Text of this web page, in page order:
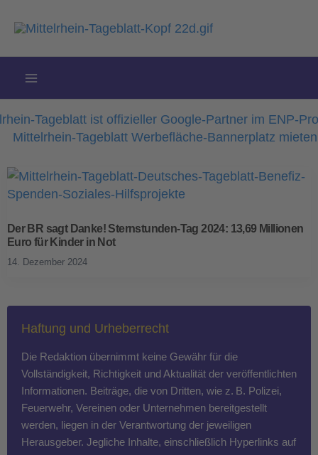
Inhalt
Der BR sagt Danke! Sternstunden-Tag 2024: 13,69 Millionen
Euro für Kinder in Not
14. Dezember 2024
Haftung und Urheberrecht
Die Redaktion übernimmt keine Gewähr für die
Vollständigkeit, Richtigkeit und Aktualität der veröffentlichten
Informationen. Beiträge, die von Dritten, wie z. B. Polizei,
Feuerwehr, Vereinen oder Unternehmen bereitgestellt
werden, liegen in der Verantwortung der jeweiligen
Herausgeber. Jegliche Inhalte, einschließlich Hyperlinks auf